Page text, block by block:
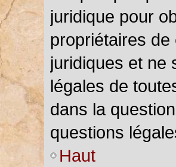
juridique pour
propriétaires
juridiques et ne
légales de
dans la
questions
Haut